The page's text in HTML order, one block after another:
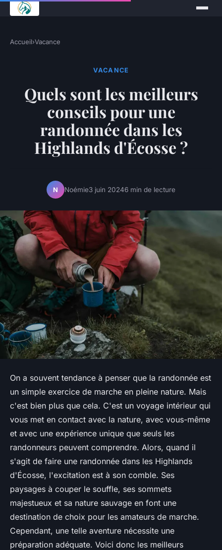
Accueil›Vacance
VACANCE
Quels sont les meilleurs
conseils pour une
randonnée dans les
Highlands d'Écosse ?
N Noémie3 juin 20246 min de lecture
On a souvent tendance à penser que la randonnée est
un simple exercice de marche en pleine nature. Mais
c'est bien plus que cela. C'est un voyage intérieur qui
vous met en contact avec la nature, avec vous-même
et avec une expérience unique que seuls les
randonneurs peuvent comprendre. Alors, quand il
s'agit de faire une randonnée dans les Highlands
d'Écosse, l'excitation est à son comble. Ses
paysages à couper le souffle, ses sommets
majestueux et sa nature sauvage en font une
destination de choix pour les amateurs de marche.
Cependant, une telle aventure nécessite une
préparation adéquate. Voici donc les meilleurs